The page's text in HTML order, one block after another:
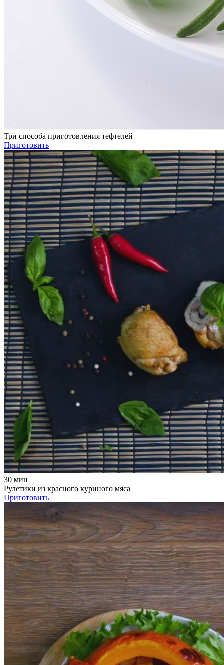
Три способа приготовления тефтелей
Приготовить
30 мин
Рулетики из красного куриного мяса
Приготовить